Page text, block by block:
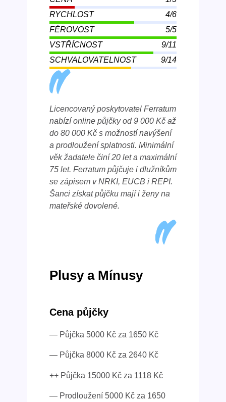
RYCHLOST
4/6
FÉROVOST
5/5
VSTŘÍCNOST
9/11
SCHVALOVATELNOST
9/14
Licencovaný poskytovatel Ferratum
nabízí online půjčky od 9 000 Kč až
do 80 000 Kč s možností navýšení
a prodloužení splatnosti. Minimální
věk žadatele činí 20 let a maximální
75 let. Ferratum půjčuje i dlužníkům
se zápisem v NRKI, EUCB i REPI.
Šanci získat půjčku mají i ženy na
mateřské dovolené.
Plusy a Mínusy
Cena půjčky
— Půjčka 5000 Kč za 1650 Kč
— Půjčka 8000 Kč za 2640 Kč
++ Půjčka 15000 Kč za 1118 Kč
— Prodloužení 5000 Kč za 1650